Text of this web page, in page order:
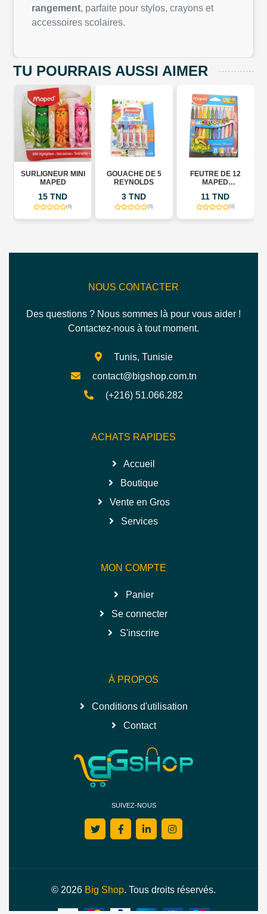
rangement, parfaite pour stylos, crayons et
accessoires scolaires.
TU POURRAIS AUSSI AIMER
SURLIGNEUR MINI
MAPED
15 TND
(0)
GOUACHE DE 5
REYNOLDS
3 TND
(0)
FEUTRE DE 12
MAPED
11 TND
(0)
NOUS CONTACTER
Des questions ? Nous sommes là pour vous aider !
Contactez-nous à tout moment.
Tunis, Tunisie
contact@bigshop.com.tn
(+216) 51.066.282
ACHATS RAPIDES
Accueil
Boutique
Vente en Gros
Services
MON COMPTE
Panier
Se connecter
S'inscrire
À PROPOS
Conditions d'utilisation
Contact
SUIVEZ-NOUS
© 2026 Big Shop. Tous droits réservés.